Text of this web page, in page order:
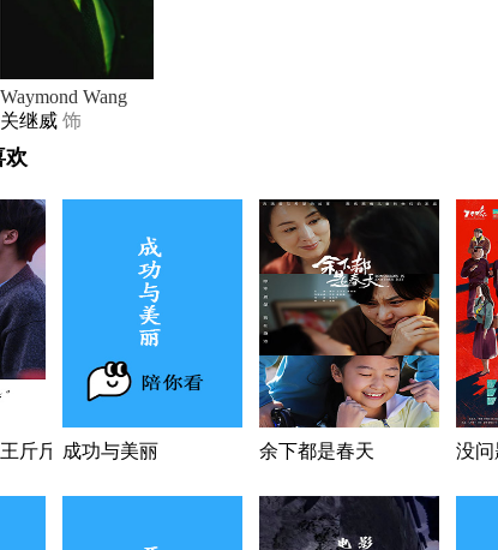
Waymond Wang
关继威 饰
欢
斤斤 成功与美丽 余下都是春天 没问